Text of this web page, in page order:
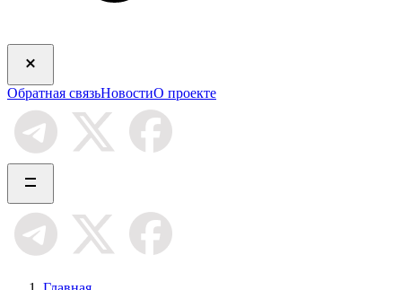
Обратная связьНовостиО проекте